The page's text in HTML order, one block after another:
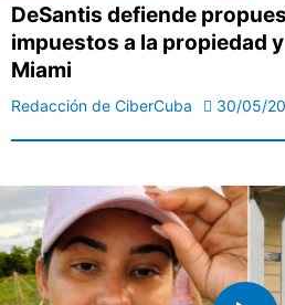
DeSantis defiende
impuestos a la propiedad
Miami
Redacción de CiberCuba 30/05/